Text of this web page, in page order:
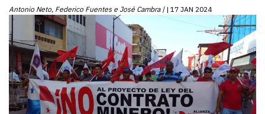
Antonio Neto, Federico Fuentes e José Cambra | 17 JAN 2024